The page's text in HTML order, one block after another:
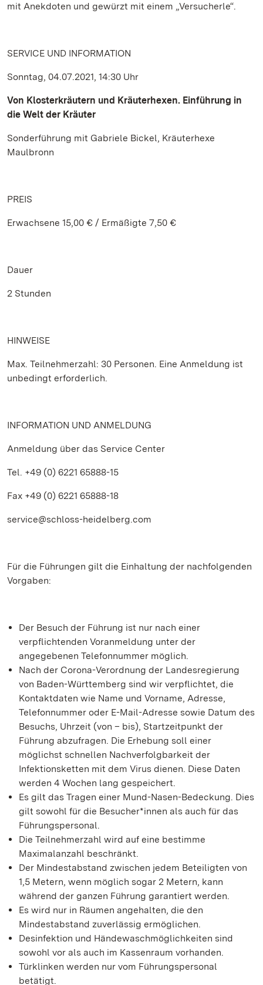
mit Anekdoten und gewürzt mit einem „Versucherle“.
SERVICE UND INFORMATION
Sonntag, 04.07.2021, 14:30 Uhr
Von Klosterkräutern und Kräuterhexen. Einführung in
die Welt der Kräuter
Sonderführung mit Gabriele Bickel, Kräuterhexe
Maulbronn
PREIS
Erwachsene 15,00 € / Ermäßigte 7,50 €
Dauer
2 Stunden
HINWEISE
Max. Teilnehmerzahl: 30 Personen. Eine Anmeldung ist
unbedingt erforderlich.
INFORMATION UND ANMELDUNG
Anmeldung über das Service Center
Tel. +49 (0) 6221 65888-15
Fax +49 (0) 6221 65888-18
service@schloss-heidelberg.com
Für die Führungen gilt die Einhaltung der nachfolgenden
Vorgaben:
Der Besuch der Führung ist nur nach einer
verpflichtenden Voranmeldung unter der
angegebenen Telefonnummer möglich.
Nach der Corona-Verordnung der Landesregierung
von Baden-Württemberg sind wir verpflichtet, die
Kontaktdaten wie Name und Vorname, Adresse,
Telefonnummer oder E-Mail-Adresse sowie Datum des
Besuchs, Uhrzeit (von – bis), Startzeitpunkt der
Führung abzufragen. Die Erhebung soll einer
möglichst schnellen Nachverfolgbarkeit der
Infektionsketten mit dem Virus dienen. Diese Daten
werden 4 Wochen lang gespeichert.
Es gilt das Tragen einer Mund-Nasen-Bedeckung. Dies
gilt sowohl für die Besucher*innen als auch für das
Führungspersonal.
Die Teilnehmerzahl wird auf eine bestimme
Maximalanzahl beschränkt.
Der Mindestabstand zwischen jedem Beteiligten von
1,5 Metern, wenn möglich sogar 2 Metern, kann
während der ganzen Führung garantiert werden.
Es wird nur in Räumen angehalten, die den
Mindestabstand zuverlässig ermöglichen.
Desinfektion und Händewaschmöglichkeiten sind
sowohl vor als auch im Kassenraum vorhanden.
Türklinken werden nur vom Führungspersonal
betätigt.